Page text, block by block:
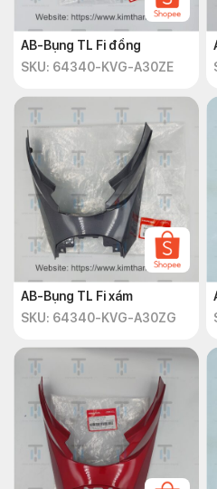
AB-Bụng TL Fi đồng
SKU: 64340-KVG-A30ZE
AB-Bụng TL Fi xám
SKU: 64340-KVG-A30ZG